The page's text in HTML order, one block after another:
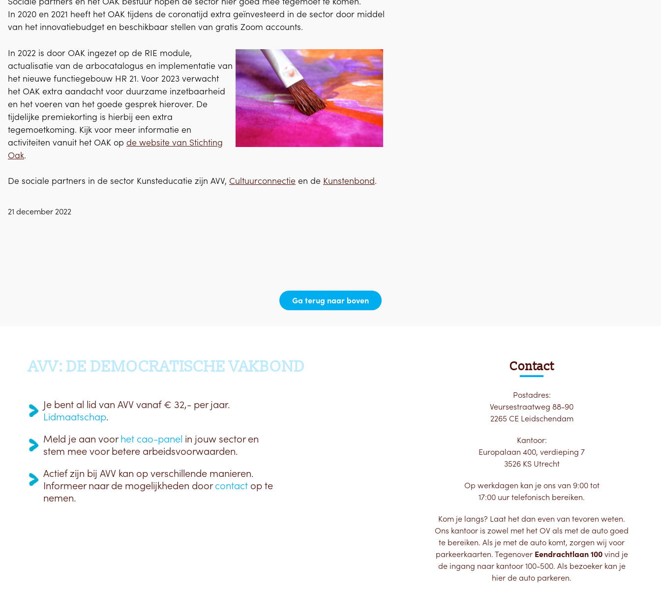
In 2020 en 2021 heeft het OAK tijdens de coronatijd extra geïnvesteerd in de sector door middel
van het innovatiebudget en beschikbaar stellen van gratis Zoom accounts.
In 2022 is door OAK ingezet op de RIE module,
actualisatie van de arbocatalogus en implementatie van
het nieuwe functiegebouw HR 21. Voor 2023 verwacht
het OAK extra aandacht voor duurzame inzetbaarheid
en het voeren van het goede gesprek hierover. De
tijdelijke premiekorting is hierbij een extra
tegemoetkoming. Kijk voor meer informatie en
activiteiten vanuit het OAK op de website van Stichting
Oak.
De sociale partners in de sector Kunsteducatie zijn AVV, Cultuurconnectie en de Kunstenbond.
21 december 2022
Ga terug naar boven
AVV: DE DEMOCRATISCHE VAKBOND
Je bent al lid van AVV vanaf € 32,- per jaar.
Lidmaatschap.
Meld je aan voorhet cao-panel in jouw sector en
stem mee voor betere arbeidsvoorwaarden.
Actief zijn bij AVV kan op verschillende manieren.
Informeer naar de mogelijkheden doorcontact op te
nemen.
Contact
Postadres:
Veursestraatweg 88-90
2265 CE Leidschendam
Kantoor:
Europalaan 400, verdieping 7
3526 KS Utrecht
Op werkdagen kan je ons van 9:00 tot
17:00 uur telefonisch bereiken.
Kom je langs? Laat het dan even van tevoren weten.
Ons kantoor is zowel met het OV als met de auto goed
te bereiken. Als je met de auto komt, zorgen wij voor
parkeerkaarten. Tegenover Eendrachtlaan 100vind je
de ingang naar kantoor 100-500. Als bezoeker kan je
hier de auto parkeren.